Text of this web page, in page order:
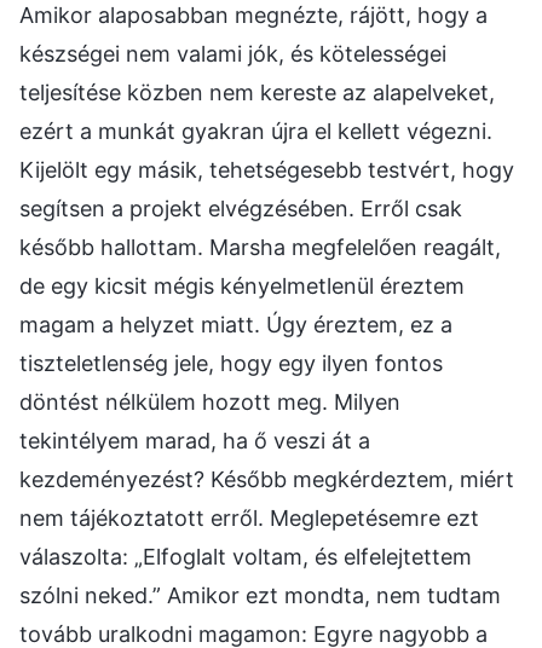
Amikor alaposabban megnézte, rájött, hogy a
készségei nem valami jók, és kötelességei
teljesítése közben nem kereste az alapelveket,
ezért a munkát gyakran újra el kellett végezni.
Kijelölt egy másik, tehetségesebb testvért, hogy
segítsen a projekt elvégzésében. Erről csak
később hallottam. Marsha megfelelően reagált,
de egy kicsit mégis kényelmetlenül éreztem
magam a helyzet miatt. Úgy éreztem, ez a
tiszteletlenség jele, hogy egy ilyen fontos
döntést nélkülem hozott meg. Milyen
tekintélyem marad, ha ő veszi át a
kezdeményezést? Később megkérdeztem, miért
nem tájékoztatott erről. Meglepetésemre ezt
válaszolta: „Elfoglalt voltam, és elfelejtettem
szólni neked.” Amikor ezt mondta, nem tudtam
tovább uralkodni magamon: Egyre nagyobb a